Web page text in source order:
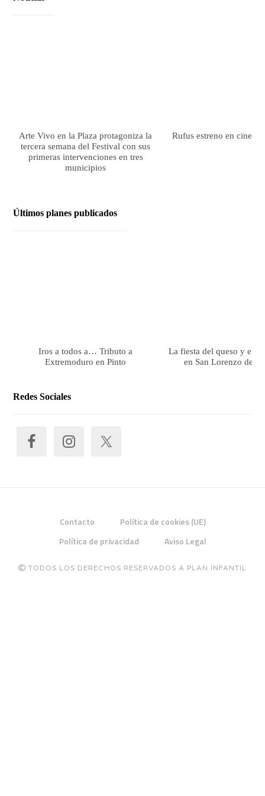
Arte Vivo en la Plaza protagoniza la
tercera semana del Festival con sus
primeras intervenciones en tres
municipios
Rufus estreno en cines
Últimos planes publicados
Iros a todos a… Tributo a
Extremoduro en Pinto
La fiesta del queso y el
en San Lorenzo de
Redes Sociales
Contacto
Política de cookies (UE)
Política de privacidad
Aviso Legal
TODOS LOS DERECHOS RESERVADOS A PLAN INFANTIL